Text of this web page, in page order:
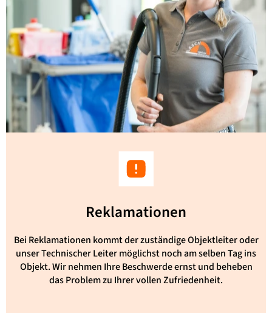
Reklamationen
Bei Reklamationen kommt der zuständige Objektleiter oder
unser Technischer Leiter möglichst noch am selben Tag ins
Objekt. Wir nehmen Ihre Beschwerde ernst und beheben
das Problem zu Ihrer vollen Zufriedenheit.